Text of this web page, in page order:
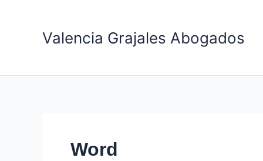
contenidoValencia Grajales Abogados
Word